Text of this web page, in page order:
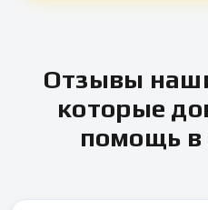
Отзывы
которые
помощь в